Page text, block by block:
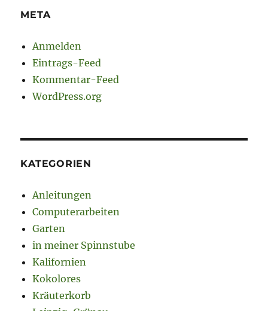
META
Anmelden
Eintrags-Feed
Kommentar-Feed
WordPress.org
KATEGORIEN
Anleitungen
Computerarbeiten
Garten
in meiner Spinnstube
Kalifornien
Kokolores
Kräuterkorb